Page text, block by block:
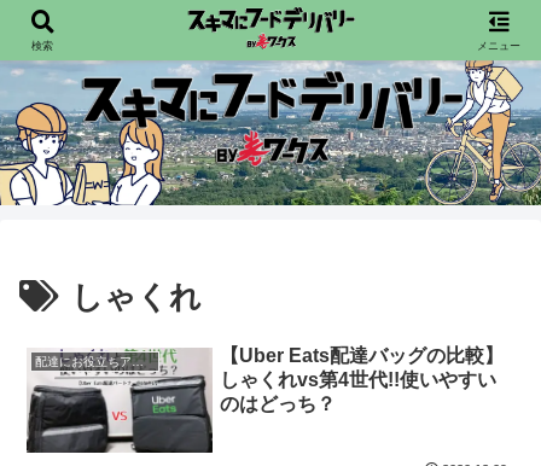
配達員向けフードデリバリー情報を発信宙
しゃくれ
配達にお役立ちアイテム
【Uber Eats配達バッグの比較】
しゃくれvs第4世代!!使いやすい
のはどっち？
検索 メニュー